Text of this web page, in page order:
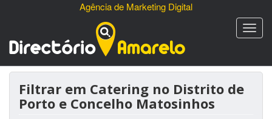
Agência de Marketing Digital
Filtrar em Catering no Distrito de
Porto e Concelho Matosinhos